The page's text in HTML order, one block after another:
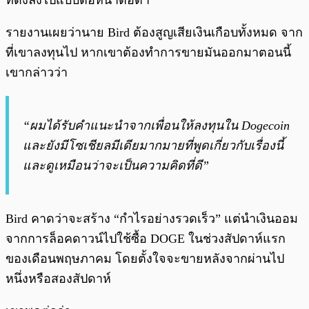
รายงานเผยว่านาย Bird ต้องสูญเสียเงินเกือบทั้งหมด จาก
ที่เขาลงทุนไป หากเขาต้องทำการขายมันออกมาตอนนี้
เขากล่าวว่า
“ผมได้รับคำแนะนำจากเพื่อนให้ลงทุนใน Dogecoin
และยังมีโซเชียลมีเดียมากมายที่พูดเกี่ยวกับเรื่องนี้
และดูเหมือนว่าจะเป็นความคิดที่ดี”
Bird คาดว่าจะสร้าง “กำไรอย่างรวดเร็ว” แต่นำเงินออม
จากการล็อคดาวน์ไปใช้ซื้อ DOGE ในช่วงสัปดาห์แรก
ของเดือนพฤษภาคม โดยตั้งใจจะขายหลังจากผ่านไป
หนึ่งหรือสองสัปดาห์